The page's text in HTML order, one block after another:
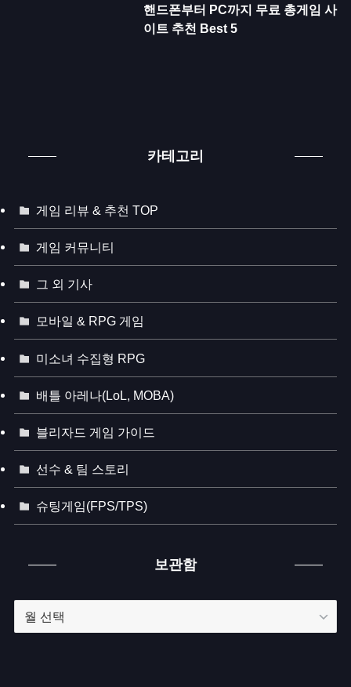
핸드폰부터 PC까지 무료 총게임 사
이트 추천 Best 5
카테고리
게임 리뷰 & 추천 TOP
게임 커뮤니티
그 외 기사
모바일 & RPG 게임
미소녀 수집형 RPG
배틀 아레나(LoL, MOBA)
블리자드 게임 가이드
선수 & 팀 스토리
슈팅게임(FPS/TPS)
보관함
관